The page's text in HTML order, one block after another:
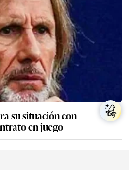
su situación con
en juego